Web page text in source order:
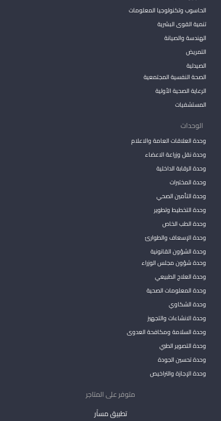
الحاسوب وتكنولوجيا المعلومات
تنمية القوى البشرية
الهندسة والصيانة
التمريض
الصيدلية
الصحة النفسية المجتمعية
الرعاية الصحية الأولية
المستشفيات
الوحدات
وحدة العلاقات العامة والاعلام
وحدة نقل وزراعة الاعضاء
وحدة الرقابة الداخلية
وحدة المختبرات
وحدة التأمين الصحي
وحدة التخطيط وتطوير
وحدة الطب الخاص
وحدة الإسعاف والطوارئ
وحدة الشؤون القانونية
وحدة شؤون مجلس الوزراء
وحدة العلاج الطبيعي
وحدة المعلومات الصحية
وحدة الشكاوي
وحدة الانشاءات والتجهيز
وحدة السلامة ومكافحة العدوى
وحدة التصوير الطبي
وحدة تحسين الجودة
وحدة الإجازة والتراخيص
متوفر على المتاجر
تطبيق مساْر